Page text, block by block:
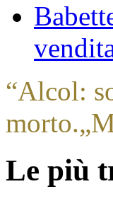
“Alcol:
morto.„
Le più